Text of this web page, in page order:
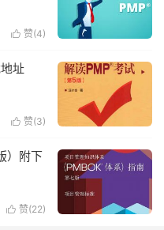
 赞(4)
址
 赞(3)
）附下
 赞(22)